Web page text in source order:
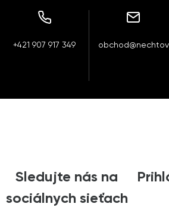
+421 907 917 349
Sledujte nás na
sociálnych sieťach